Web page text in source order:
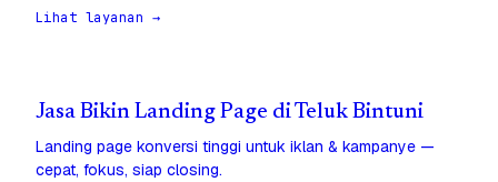
Lihat layanan →
Jasa Bikin Landing Page di Teluk Bintuni
Landing page konversi tinggi untuk iklan & kampanye —
cepat, fokus, siap closing.